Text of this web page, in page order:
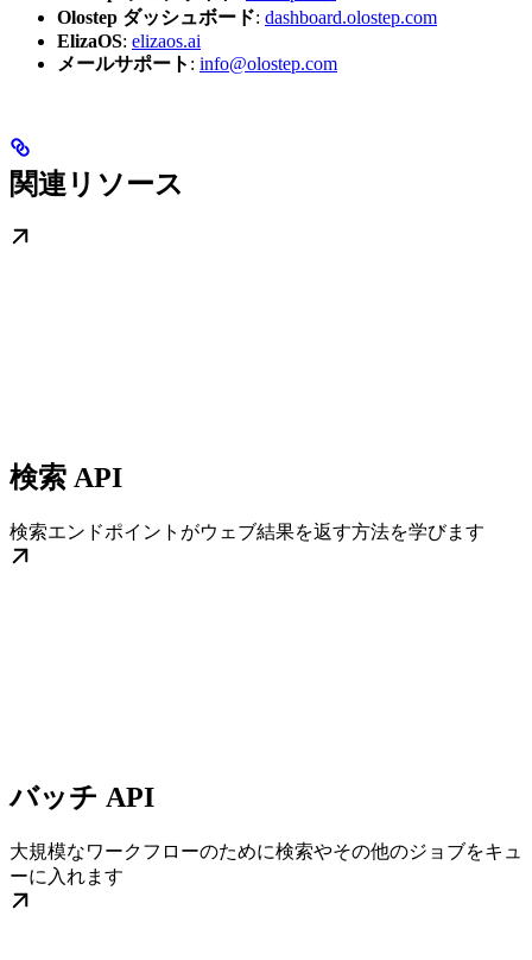
Olostep ダッシュボード: dashboard.olostep.com
ElizaOS: elizaos.ai
メールサポート : info@olostep.com
関連リソース
検索 API
検索エンドポイントがウェブ結果を返す方法を学びます
バッチ API
大規模なワークフローのために検索やその他のジョブをキュ
ーに入れます